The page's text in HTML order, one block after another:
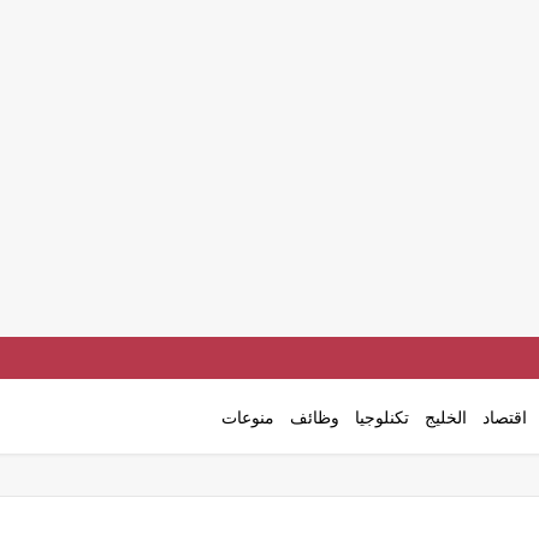
اقتصاد الخليج تكنلوجيا وظائف منوعات